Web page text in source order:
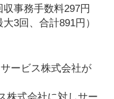
事務手数料297円
3回、合計891円）
ービス株式会社が
株式会社に対しサー